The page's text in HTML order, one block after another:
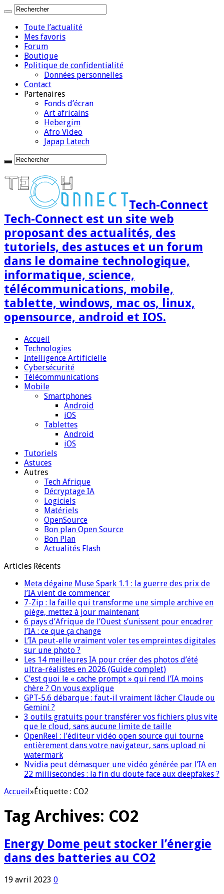
Toute l’actualité
Mes favoris
Forum
Boutique
Politique de confidentialité
Données personnelles
Contact
Partenaires
Fonds d’écran
Art africains
Hebergim
Afro Video
Japap Latech
Tech-Connect
Tech-Connect est un site web
proposant des actualités, des
tutoriels, des astuces et un forum
dans le domaine technologique,
informatique, science,
télécommunications, mobile,
tablette, windows, mac os, linux,
opensource, android et IOS.
Accueil
Technologies
Intelligence Artificielle
Cybersécurité
Télécommunications
Mobile
Smartphones
Android
iOS
Tablettes
Android
iOS
Tutoriels
Astuces
Autres
Tech Afrique
Décryptage IA
Logiciels
Matériels
OpenSource
Bon plan Open Source
Bon Plan
Actualités Flash
Articles Récents
Meta dégaine Muse Spark 1.1 : la guerre des prix de
l’IA vient de commencer
7-Zip : la faille qui transforme une simple archive en
piège, mettez à jour maintenant
6 pays d’Afrique de l’Ouest s’unissent pour encadrer
l’IA : ce que ça change
L’IA peut-elle vraiment voler tes empreintes digitales
sur une photo ?
Les 14 meilleures IA pour créer des photos d’été
ultra-réalistes en 2026 (Guide complet)
C’est quoi le « cache prompt » qui rend l’IA moins
chère ? On vous explique
GPT-5.6 débarque : faut-il vraiment lâcher Claude ou
Gemini ?
3 outils gratuits pour transférer vos fichiers plus vite
que le cloud, sans aucune limite de taille
OpenReel : l’éditeur vidéo open source qui tourne
entièrement dans votre navigateur, sans upload ni
watermark
Nvidia peut démasquer une vidéo générée par l’IA en
22 millisecondes : la fin du doute face aux deepfakes ?
Accueil»Étiquette : CO2
Tag Archives: CO2
Energy Dome peut stocker l’énergie
dans des batteries au CO2
19 avril 2023 0